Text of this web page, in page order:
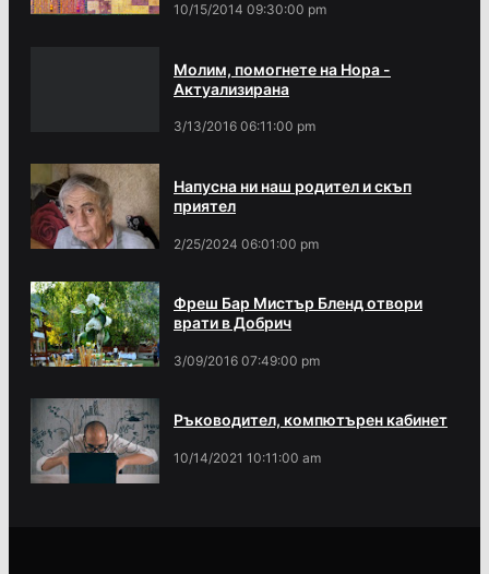
10/15/2014 09:30:00 pm
Молим, помогнете на Нора -
Актуализирана
3/13/2016 06:11:00 pm
Напусна ни наш родител и скъп
приятел
2/25/2024 06:01:00 pm
Фреш Бар Мистър Бленд отвори
врати в Добрич
3/09/2016 07:49:00 pm
Ръководител, компютърен кабинет
10/14/2021 10:11:00 am